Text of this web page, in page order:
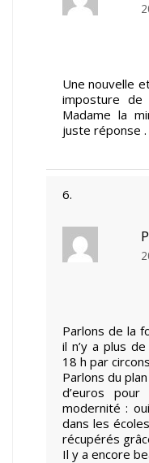
Une nouvelle
imposture
Madame la
juste réponse .
Parlons de la
il n’y a plus
18 h par
Parlons du
d’euros
modernité :
dans les
récupérés
Il y a encore